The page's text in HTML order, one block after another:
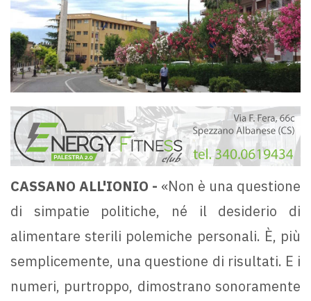
CASSANO ALL'IONIO - «Non è una questione
di simpatie politiche, né il desiderio di
alimentare sterili polemiche personali. È, più
semplicemente, una questione di risultati. E i
numeri, purtroppo, dimostrano sonoramente